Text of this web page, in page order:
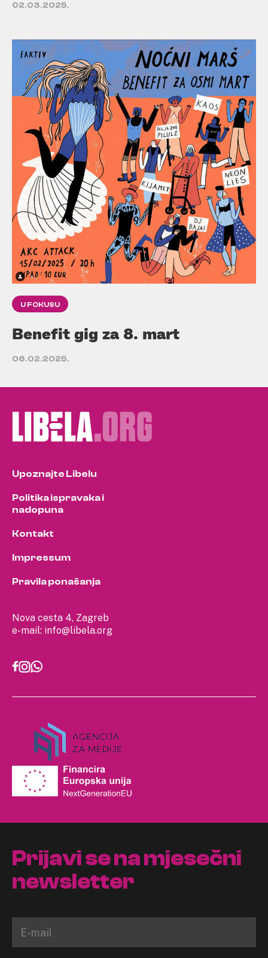
02.03.2025.
U FOKUSU
Benefit gig za 8. mart
06.02.2025.
Nova cesta 4, Zagreb
e-mail: info@libela.org
Upoznajte Libelu
Politika ispravaka i
nadopuna
Kontakt
Impressum
Pravila ponašanja
Prijavi se na mjesečni
newsletter